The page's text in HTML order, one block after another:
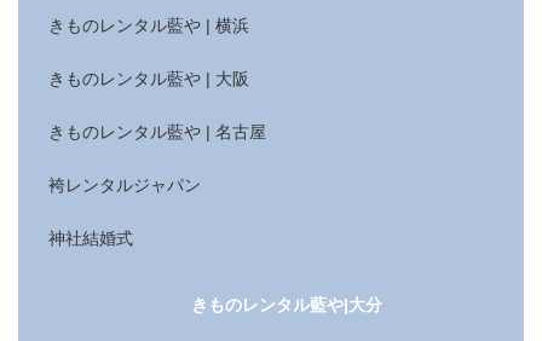
きものレンタル藍や | 横浜
きものレンタル藍や | 大阪
きものレンタル藍や | 名古屋
袴レンタルジャパン
神社結婚式
きものレンタル藍や|大分